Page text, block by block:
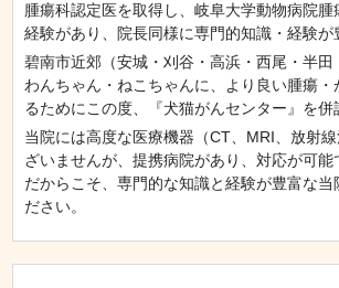
腫瘍科認定医を取得し、岐阜大学動物病院腫
経験があり、院長同様に専門的知識・経験が
碧南市近郊（安城・刈谷・高浜・西尾・半
わんちゃん・ねこちゃんに、より良い腫瘍・
るためにこの度、『犬猫がんセンター』を併
当院には高度な医療機器（CT、MRI、放射
ざいませんが、提携病院があり、対応が可
だからこそ、専門的な知識と経験が豊富な当
ださい。